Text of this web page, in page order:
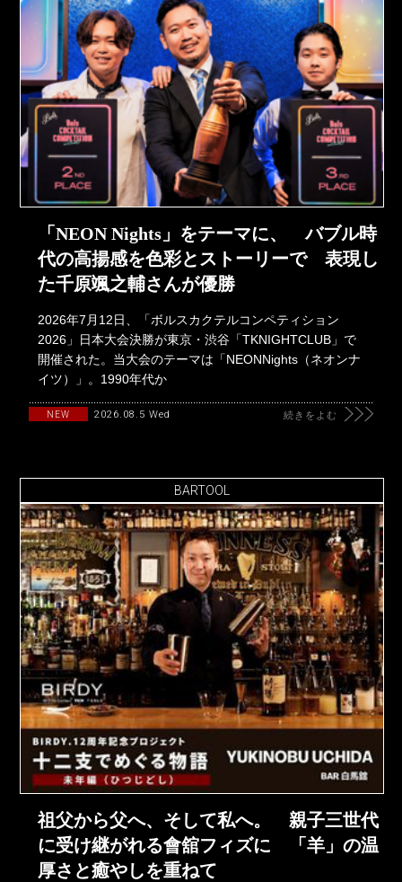
「NEON Nights」をテーマに、 バブル時
代の高揚感を色彩とストーリーで 表現し
た千原颯之輔さんが優勝
2026年7月12日、「ボルスカクテルコンペティション
2026」日本大会決勝が東京・渋谷「TKNIGHTCLUB」で
開催された。当大会のテーマは「NEONNights（ネオンナ
イツ）」。1990年代か
NEW 2026.08.5 Wed 続きをよむ
BARTOOL
祖父から父へ、そして私へ。 親子三世代
に受け継がれる會舘フィズに 「羊」の温
厚さと癒やしを重ねて